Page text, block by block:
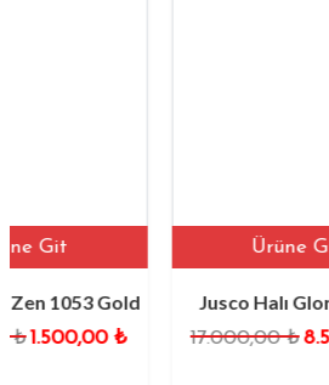
Gold
₺
Jusco Halı Gloria 1508
17.000,00₺8.500,00₺